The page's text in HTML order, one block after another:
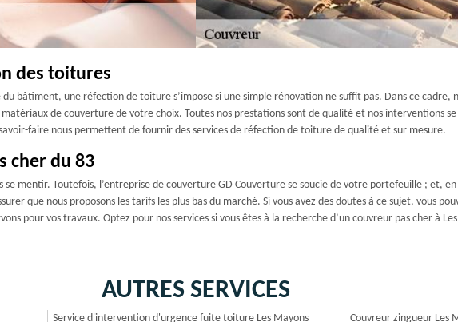
des toitures
bâtiment, une réfection de toiture s’impose si une simple rénovation ne suffit pas. Dans ce cadre,
de couverture de votre choix. Toutes nos prestations sont de qualité et nos interventions
faire nous permettent de fournir des services de réfection de toiture de qualité et sur mesure.
cher du 83
mentir. Toutefois, l’entreprise de couverture GD Couverture se soucie de votre portefeuille ; et,
que nous proposons les tarifs les plus bas du marché. Si vous avez des doutes à ce sujet, vous
pour vos travaux. Optez pour nos services si vous êtes à la recherche d’un couvreur pas cher à
AUTRES SERVICES
Service d'intervention d'urgence fuite toiture Les Mayons Couvreur zingueur Les